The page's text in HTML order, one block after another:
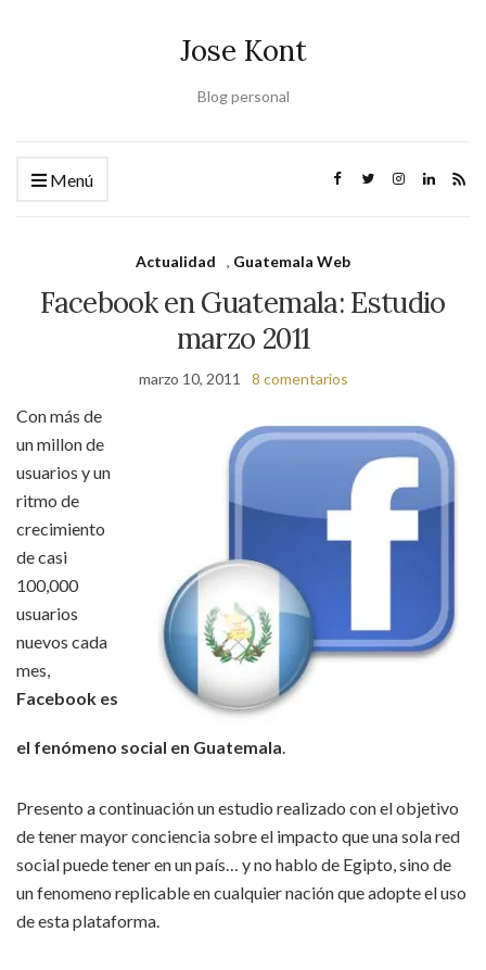
Jose Kont
Blog personal
Menú
Actualidad , Guatemala Web
Facebook en Guatemala: Estudio
marzo 2011
marzo 10, 2011 8 comentarios
Con más de
un millon de
usuarios y un
ritmo de
crecimiento
de casi
100,000
usuarios
nuevos cada
mes,
Facebook es
el fenómeno social en Guatemala.
Presento a continuación un estudio realizado con el objetivo
de tener mayor conciencia sobre el impacto que una sola red
social puede tener en un país… y no hablo de Egipto, sino de
un fenomeno replicable en cualquier nación que adopte el uso
de esta plataforma.